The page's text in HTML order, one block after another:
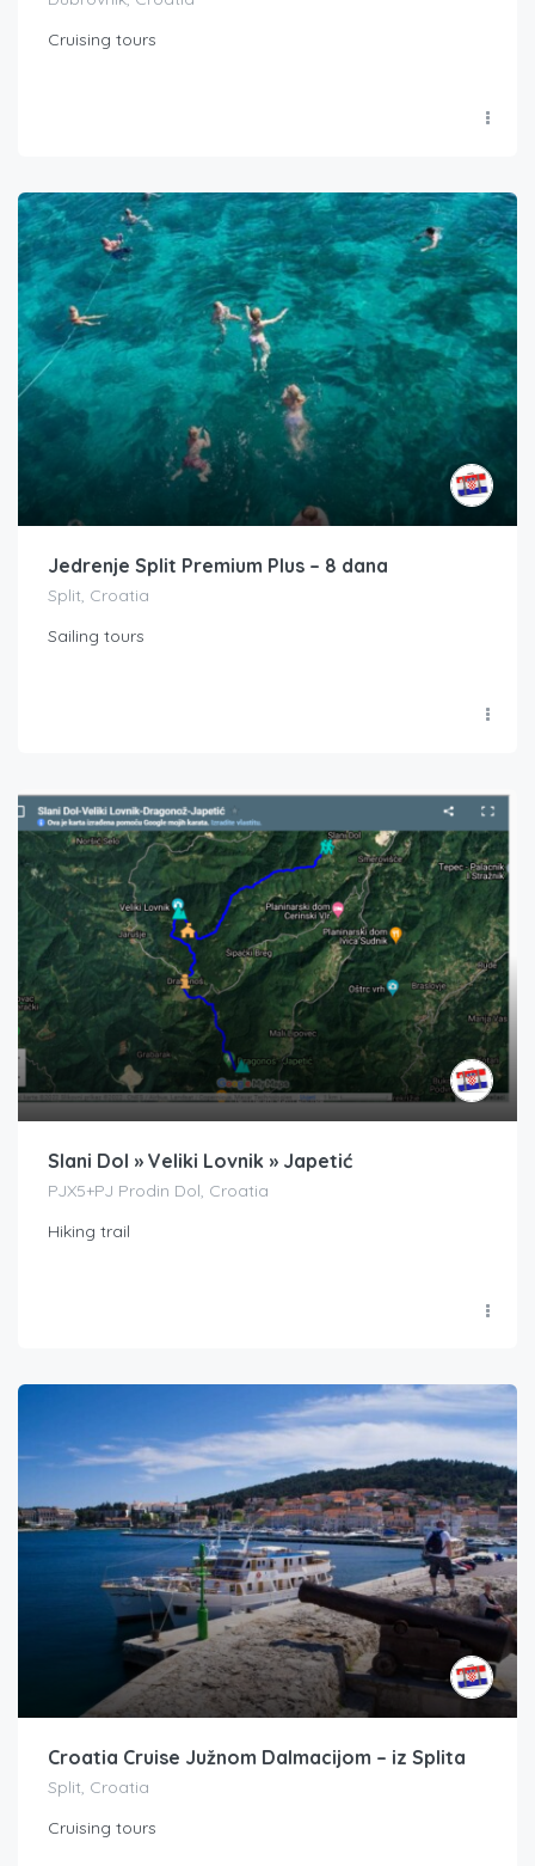
Cruising tours
Jedrenje Split Premium Plus – 8 dana
Split, Croatia
Sailing tours
Slani Dol » Veliki Lovnik » Japetić
PJX5+PJ Prodin Dol, Croatia
Hiking trail
Croatia Cruise Južnom Dalmacijom – iz Splita
Split, Croatia
Cruising tours